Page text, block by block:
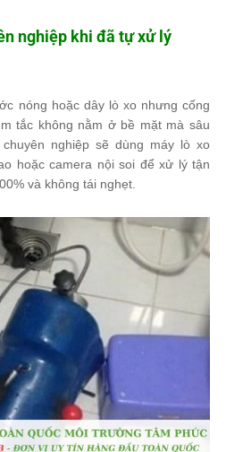
nghiệp khi đã tự xử lý
nóng hoặc dây lò xo nhưng cống
tắc không nằm ở bề mặt mà sâu
nghiệp sẽ dùng máy lò xo
hoặc camera nội soi để xử lý tận
và không tái nghẹt.